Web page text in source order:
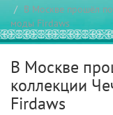
В Москве прошёл
моды Firdaws
В Москве
коллекции
Firdaws